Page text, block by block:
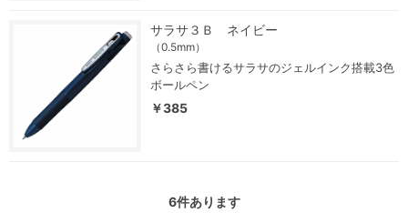
サラサ３Ｂ ネイビー
（0.5mm）
さらさら書けるサラサのジェルインク搭載3色
ボールペン
￥385
6件あります